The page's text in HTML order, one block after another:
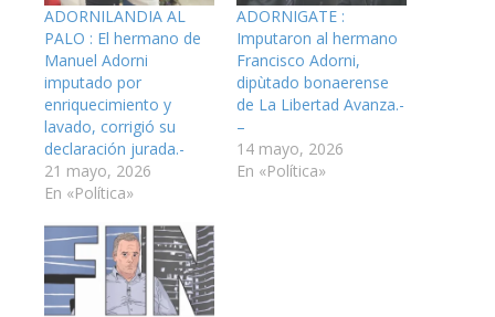
ADORNILANDIA AL
PALO : El hermano de
Manuel Adorni
imputado por
enriquecimiento y
lavado, corrigió su
declaración jurada.-
21 mayo, 2026
En «Política»
ADORNIGATE :
Imputaron al hermano
Francisco Adorni,
dipùtado bonaerense
de La Libertad Avanza.-
–
14 mayo, 2026
En «Política»